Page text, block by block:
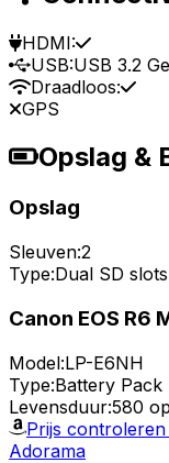
HDMI:
USB:USB 3.2
Draadloos:
GPS
Opslag &
Opslag
Sleuven:2
Type:Dual SD
Canon EOS R6
Model:LP-E6NH
Type:Battery Pack
Levensduur:580
Prijs
Adorama